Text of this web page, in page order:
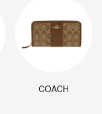
COACH